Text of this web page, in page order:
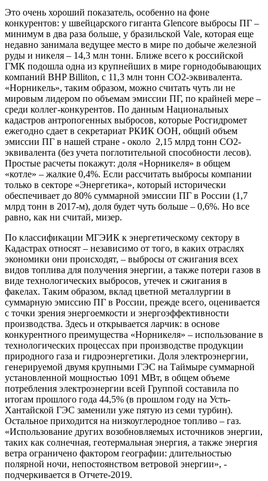
Это очень хороший показатель, особенно на фоне
конкурентов: у швейцарского гиганта Glencore выбросы ПГ –
минимум в два раза больше, у бразильской Valе, которая еще
недавно занимала ведущее место в мире по добыче железной
руды и никеля – 14,3 млн тонн. Ближе всего к российской
ГМК подошла одна из крупнейших в мире горнодобывающих
компаний BHP Billiton, с 11,3 млн тонн СО2-эквивалента.
«Норникель», таким образом, можно считать чуть ли не
мировым лидером по объемам эмиссии ПГ, по крайней мере –
среди коллег-конкурентов. По данным Национальных
кадастров антропогенных выбросов, которые Росгидромет
ежегодно сдает в секретариат РКИК ООН, общий объем
эмиссии ПГ в нашей стране - около 2,15 млрд тонн СО2-
эквивалента (без учета поглотительной способности лесов).
Простые расчеты покажут: доля «Норникеля» в общем
«котле» – жалкие 0,4%. Если рассчитать выбросы компании
только в секторе «Энергетика», который исторически
обеспечивает до 80% суммарной эмиссии ПГ в России (1,7
млрд тонн в 2017-м), доля будет чуть больше – 0,6%. Но все
равно, как ни считай, мизер.
По классификации МГЭИК к энергетическому сектору в
Кадастрах относят – независимо от того, в каких отраслях
экономики они происходят, – выбросы от сжигания всех
видов топлива для получения энергии, а также потери газов в
виде технологических выбросов, утечек и сжигания в
факелах. Таким образом, вклад цветной металлургии в
суммарную эмиссию ПГ в России, прежде всего, оценивается
с точки зрения энергоемкости и энергоэффективности
производства. Здесь и открывается ларчик: в основе
конкурентного преимущества «Норникеля» – использование в
технологических процессах при производстве продукции
природного газа и гидроэнергетики. Доля электроэнергии,
генерируемой двумя крупными ГЭС на Таймыре суммарной
установленной мощностью 1091 МВт, в общем объеме
потребления электроэнергии всей Группой составила по
итогам прошлого года 44,5% (в прошлом году на Усть-
Хантайской ГЭС заменили уже пятую из семи турбин).
Остальное приходится на низкоуглеродное топливо – газ.
«Использование других возобновляемых источников энергии,
таких как солнечная, геотермальная энергия, а также энергия
ветра ограничено фактором географии: длительностью
полярной ночи, непостоянством ветровой энергии», -
подчеркивается в Отчете-2019.